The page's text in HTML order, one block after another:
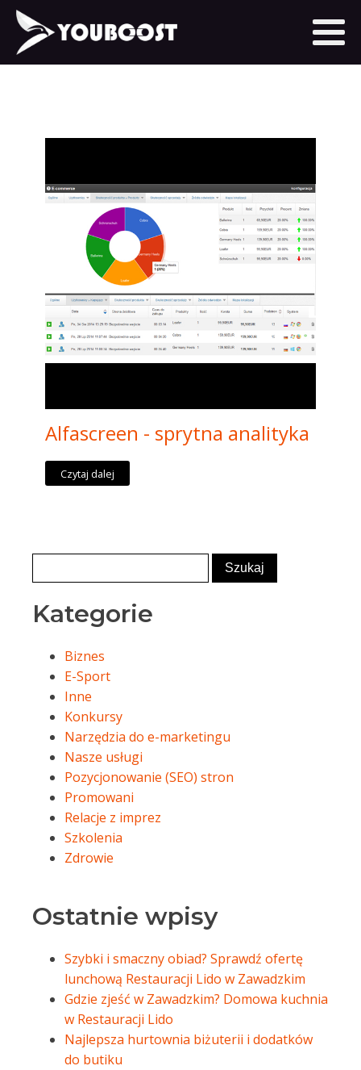
Alfascreen - sprytna analityka
Czytaj dalej
Kategorie
Biznes
E-Sport
Inne
Konkursy
Narzędzia do e-marketingu
Nasze usługi
Pozycjonowanie (SEO) stron
Promowani
Relacje z imprez
Szkolenia
Zdrowie
Ostatnie wpisy
Szybki i smaczny obiad? Sprawdź ofertę
lunchową Restauracji Lido w Zawadzkim
Gdzie zjeść w Zawadzkim? Domowa kuchnia
w Restauracji Lido
Najlepsza hurtownia biżuterii i dodatków
do butiku